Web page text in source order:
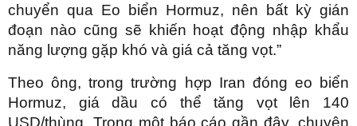
chuyển qua Eo biển Hormuz, nên bất kỳ gián
đoạn nào cũng sẽ khiến hoạt động nhập khẩu
năng lượng gặp khó và giá cả tăng vọt.”
Theo ông, trong trường hợp Iran đóng eo biển
Hormuz, giá dầu có thể tăng vọt lên 140
USD/thùng. Trong một báo cáo gần đây, chuyên